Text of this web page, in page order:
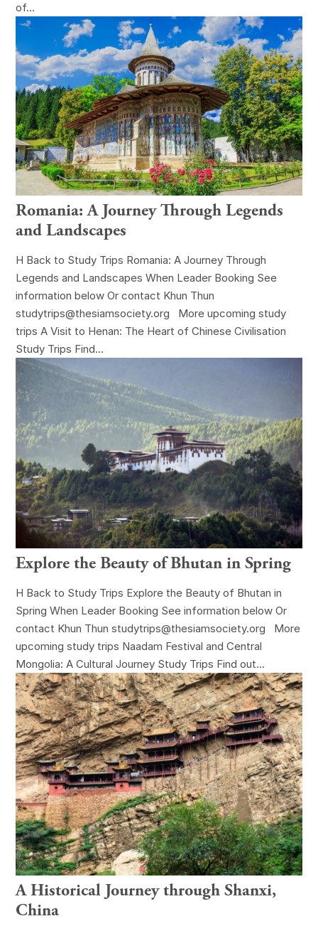
of...
Romania: A Journey Through Legends
and Landscapes
H Back to Study Trips Romania: A Journey Through
Legends and Landscapes When Leader Booking See
information below Or contact Khun Thun
studytrips@thesiamsociety.org More upcoming study
trips A Visit to Henan: The Heart of Chinese Civilisation
Study Trips Find...
Explore the Beauty of Bhutan in Spring
H Back to Study Trips Explore the Beauty of Bhutan in
Spring When Leader Booking See information below Or
contact Khun Thun studytrips@thesiamsociety.org More
upcoming study trips Naadam Festival and Central
Mongolia: A Cultural Journey Study Trips Find out...
A Historical Journey through Shanxi,
China